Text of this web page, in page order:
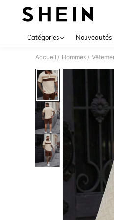
Catégories Nouveautés
Accueil / Hommes /